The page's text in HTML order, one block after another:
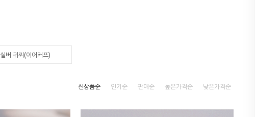
실버 귀찌(이어커프)
신상품순 인기순 판매순 높은가격순 낮은가격순